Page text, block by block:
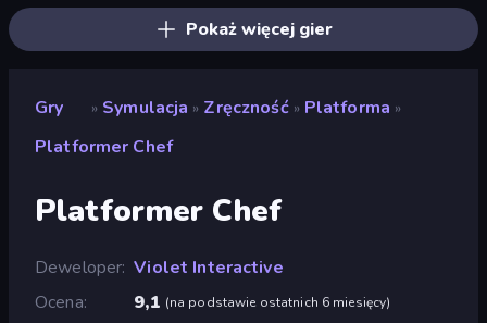
Pokaż więcej gier
Gry » Symulacja » Zręczność » Platforma »
Platformer Chef
Platformer Chef
Deweloper Violet Interactive
Ocena
9,1 (na podstawie ostatnich 6 miesięcy)